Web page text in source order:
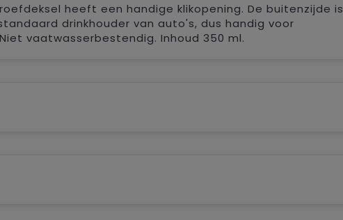
heeft een handige klikopening. De buitenzijde is
drinkhouder van auto's, dus handig voor
vaatwasserbestendig. Inhoud 350 ml.